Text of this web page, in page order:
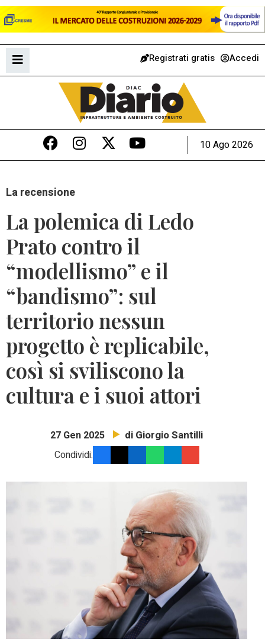
Registrati gratis Accedi
10 Ago 2026
La recensione
La polemica di Ledo
Prato contro il
“modellismo” e il
“bandismo”: sul
territorio nessun
progetto è replicabile,
così si sviliscono la
cultura e i suoi attori
27 Gen 2025 di Giorgio Santilli
Condividi: